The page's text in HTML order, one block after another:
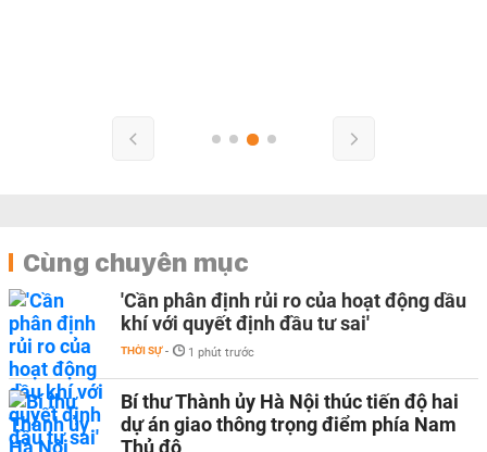
Cùng chuyên mục
'Cần phân định rủi ro của hoạt động dầu
khí với quyết định đầu tư sai'
THỜI SỰ - 1 phút trước
Bí thư Thành ủy Hà Nội thúc tiến độ hai
dự án giao thông trọng điểm phía Nam
Thủ đô